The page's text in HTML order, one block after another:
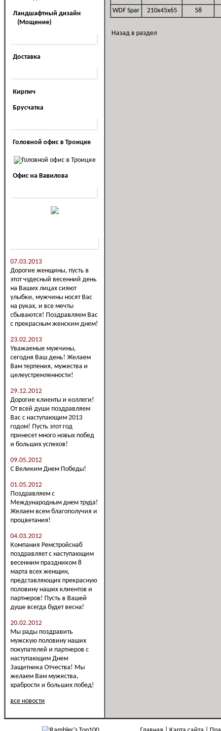
Ландшафтный дизайн
(Мощение)
Доставка
Кирпич
Брусчатка
Головной офис в Троицке
Офис на Вавилова
07.03.2013
Дорогие женщины, пусть в
этот чудесный весенний день
на Ваших лицах сияют
улыбки, мужчины носят Вас
на руках, и все мечты
сбываются! Поздравляем Вас
с прекрасным женским днем!
23.02.2013
Уважаемые мужчины,
сегодня Ваш день! Желаем
Вам терпения, мужества и
целеустремленности!
29.12.2012
Дорогие клиенты и коллеги!
От всей души поздравляем
Вас с наступающим 2013
годом! Пусть этот год
принесет много новых побед
и больших успехов!
09.05.2012
С Великим Днем Победы!
01.05.2012
Поздравляем с
Международным днем труда!
Желаем всем благополучия и
процветания!
04.03.2012
Компания Ремстройснаб
поздравляет с наступающим
весенним праздником 8
марта всех женщин,
представляющих прекрасную
половину наших клиентов и
партнеров! Пусть в Вашей
душе всегда будет весна!
20.02.2012
Мы рады поздравить
мужскую половину наших
покупателей и партнеров с
наступающим Днем
Защитника Отчества! Мы
желаем Вам мужества,
храбрости и больших побед!
все новости
WDF Spar
210x45x65 58
Назад в раздел